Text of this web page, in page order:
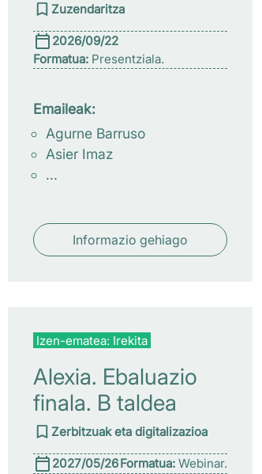
Zuzendaritza
2026/09/22
Formatua:Presentziala.
Emaileak:
Agurne Barruso
Asier Imaz
...
Informazio gehiago
Izen-ematea: Irekita
Alexia. Ebaluazio
finala. B taldea
Zerbitzuak eta digitalizazioa
2027/05/26Formatua:Webinar.